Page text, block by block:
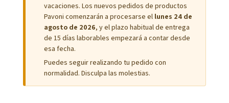
vacaciones. Los nuevos pedidos de productos
Pavoni comenzarán a procesarse el lunes 24 de
agosto de 2026, y el plazo habitual de entrega
de 15 días laborables empezará a contar desde
esa fecha.
Puedes seguir realizando tu pedido con
normalidad. Disculpa las molestias.